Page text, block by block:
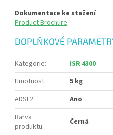
Dokumentace ke stažení
Product Brochure
DOPLŇKOVÉ
Kategorie:
ISR 4300
Hmotnost:
5 kg
ADSL2:
Ano
Barva
produktu: Černá